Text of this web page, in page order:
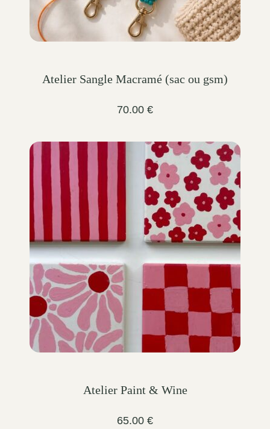
Atelier Sangle Macramé (sac ou gsm)
70.00 €
Atelier Paint & Wine
65.00 €